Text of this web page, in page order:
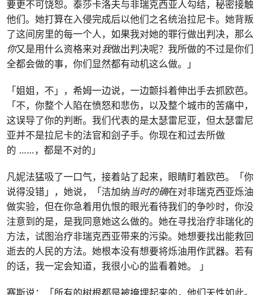
要更不可饶恕。泰莎卡洛夫与非瑞克西亚人勾结，秘密接触
他们。她打算在入侵完成后以他们之名统治拉尼卡。她背叛
了这间房里的每一个人，如果我对她的罪行做出判决，那么
你又是用什么资格来对我做出判决呢？我所做的不过是你们
全都会做的事，你们显然都有动机这么做。」
「姐姐，不」，希姆一边说，一边颤抖着伸出手去抓欧芭。
「不，你整个人陷在愤怒和悲伤，以及整个城市的苦痛中，
这误导了你的判断。我们代表的是太瑟雷尼亚，但太瑟雷尼
亚并不是拉尼卡的法官和刽子手。你现在和过去所做
的 ……，都是不对的」
凡妮法猛吸了一口气，接着站了起来，眼睛盯着欧芭。「你
说得没错」，她说，「洁加纳当时的确在对非瑞克西亚烁油
做实验，但在你急着用仇恨的眼光看待我们的争吵时，你没
注意到的是，是我同意她这么做的。她在寻找治疗非瑞化的
方法，试图治疗非瑞克西亚带来的污染。她想要找出能救回
逝去的人民的方法。她根本没有想要将烁油用作武器。若有
的话，我一定会知道，我很小心的监看着她。 」
赛斯说：「所有的树根都是被掩埋起来的，他们天性如此。